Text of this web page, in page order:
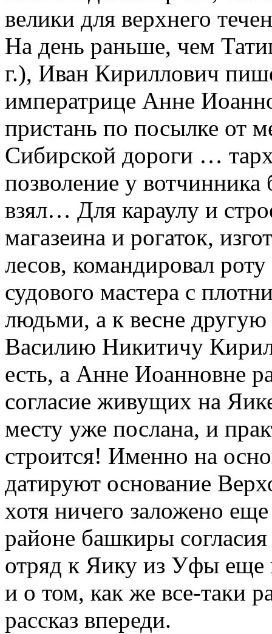
велики для верхнего
На день раньше, чем
г.), Иван Кириллович
императрице Анне
пристань по посылке от
Сибирской дороги …
позволение у
взял… Для караулу и
магазеина и рогаток,
лесов, командировал
судового мастера с
людьми, а к весне
Василию Никитичу
есть, а Анне Иоанновне
согласие живущих на
месту уже послана, и
строится! Именно на
датируют основание
хотя ничего заложено
районе башкиры
отряд к Яику из Уфы
и о том, как же все-таки
рассказ впереди.